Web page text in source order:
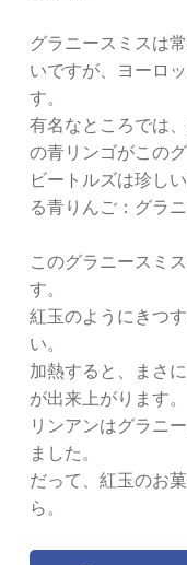
グラニースミスは
いですが、ヨーロ
す。
有名なところでは
の青リンゴがこの
ビートルズは珍し
る青りんご：グラ
このグラニースミ
す。
紅玉のようにきつ
い。
加熱すると、まさ
が出来上がります。
リンアンはグラニ
ました。
だって、紅玉のお
ら。